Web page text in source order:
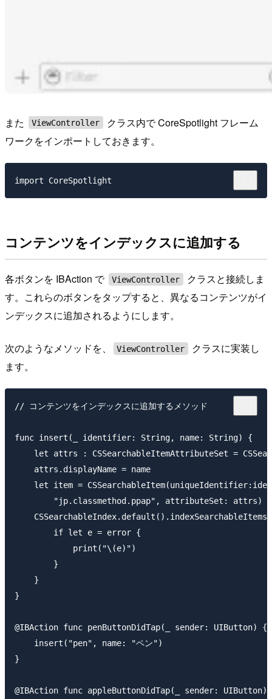
また ViewController
クラス内で CoreSpotlight フレーム
ワークをインポートしておきます。
コンテンツをインデックスに追加する
各ボタンを IBAction で ViewController
クラスと接続しま
す。これらのボタンをタップすると、異なるコンテンツがイ
ンデックスに追加されるようにします。
次のようなメソッドを、 ViewController
クラスに実装し
ます。
// コンテンツをインデックスに追加するメソッド
func insert(_ identifier: String, name: String) {
let attrs : CSSearchableItemAttributeSet =
    attrs.displayName = name
let item =
        "jp.classmethod.ppap", attributeSet: attrs)
        if let e = error {
            print("\(e)")
        }
    }
}
@IBAction func penButtonDidTap(_ sender: UIButton) {
    insert("pen", name: "ペン")
}
@IBAction func appleButtonDidTap(_ sender: